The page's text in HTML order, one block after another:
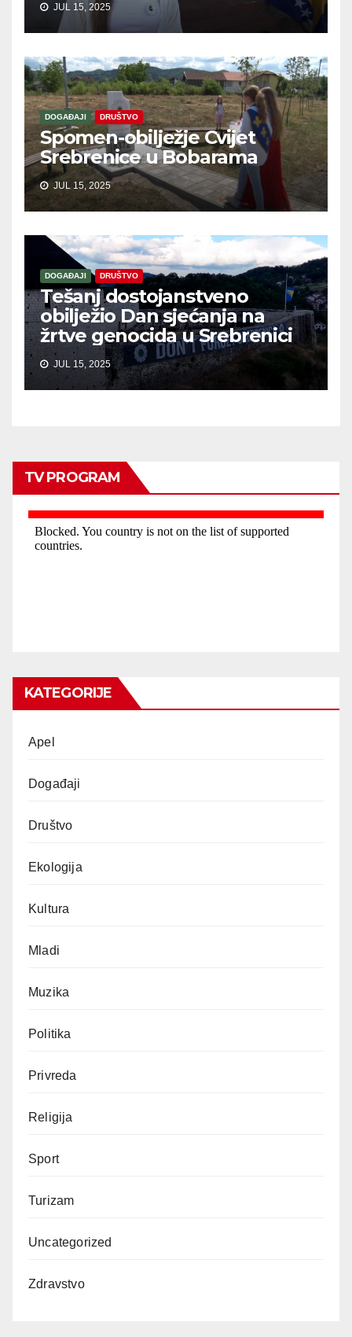
JUL 15, 2025
DOGAĐAJI DRUŠTVO
Spomen-obilježje Cvijet
Srebrenice u Bobarama
JUL 15, 2025
DOGAĐAJI DRUŠTVO
Tešanj dostojanstveno
obilježio Dan sjećanja na
žrtve genocida u Srebrenici
JUL 15, 2025
TV PROGRAM
KATEGORIJE
Apel
Događaji
Društvo
Ekologija
Kultura
Mladi
Muzika
Politika
Privreda
Religija
Sport
Turizam
Uncategorized
Zdravstvo